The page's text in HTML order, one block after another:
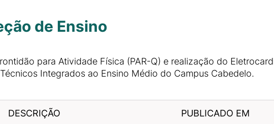
de Ensino
para Atividade Física (PAR-Q) e realização do
Integrados ao Ensino Médio do Campus Cabedelo.
DESCRIÇÃO PUBLICADO EM